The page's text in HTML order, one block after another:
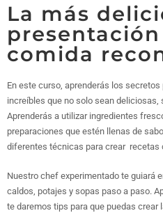
La más
comida
En este curso, aprenderás los
increíbles que no solo sean deliciosas,
Aprenderás a utilizar ingredientes
preparaciones que estén llenas de
diferentes técnicas para crear recetas
Nuestro chef experimentado te guiará
caldos, potajes y sopas paso a paso.
te daremos tips para que puedas crear